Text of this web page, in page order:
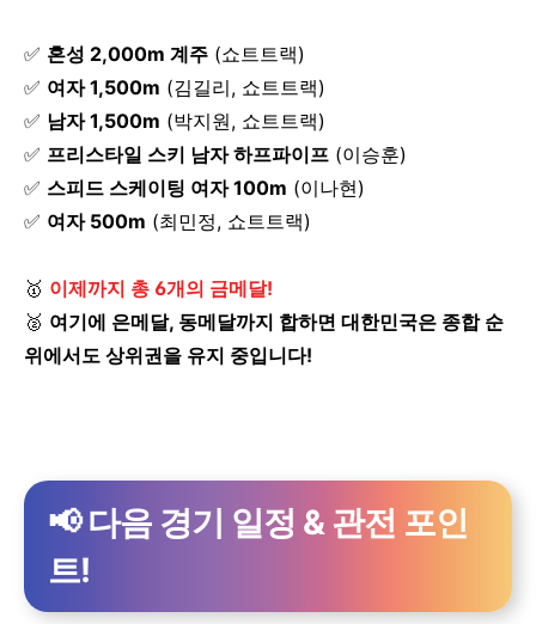
✅ 혼성 2,000m 계주 (쇼트트랙)
✅ 여자 1,500m (김길리, 쇼트트랙)
✅ 남자 1,500m (박지원, 쇼트트랙)
✅ 프리스타일 스키 남자 하프파이프 (이승훈)
✅ 스피드 스케이팅 여자 100m (이나현)
✅ 여자 500m (최민정, 쇼트트랙)
🥇 이제까지 총 6개의 금메달!
🥈 여기에 은메달, 동메달까지 합하면 대한민국은 종합 순
위에서도 상위권을 유지 중입니다!
📢 다음 경기 일정 & 관전 포인
트!